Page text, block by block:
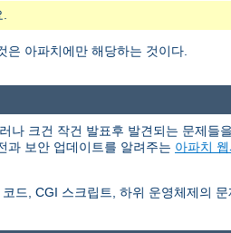
.
은 아파치에만 해당하는 것이다.
크건 작건 발표후 발견되는 문제들
과 보안 업데이트를 알려주는 아파치
드, CGI 스크립트, 하위 운영체제의